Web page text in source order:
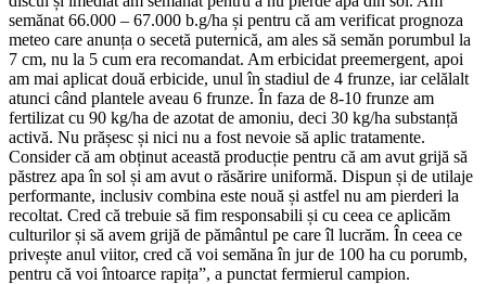
semănat 66.000 – 67.000 b.g/ha și pentru că am verificat prognoza
meteo care anunța o secetă puternică, am ales să semăn porumbul la
7 cm, nu la 5 cum era recomandat. Am erbicidat preemergent, apoi
am mai aplicat două erbicide, unul în stadiul de 4 frunze, iar celălalt
atunci când plantele aveau 6 frunze. În faza de 8-10 frunze am
fertilizat cu 90 kg/ha de azotat de amoniu, deci 30 kg/ha substanță
activă. Nu prășesc și nici nu a fost nevoie să aplic tratamente.
Consider că am obținut această producție pentru că am avut grijă să
păstrez apa în sol și am avut o răsărire uniformă. Dispun și de utilaje
performante, inclusiv combina este nouă și astfel nu am pierderi la
recoltat. Cred că trebuie să fim responsabili și cu ceea ce aplicăm
culturilor și să avem grijă de pământul pe care îl lucrăm. În ceea ce
privește anul viitor, cred că voi semăna în jur de 100 ha cu porumb,
pentru că voi întoarce rapița”, a punctat fermierul campion.